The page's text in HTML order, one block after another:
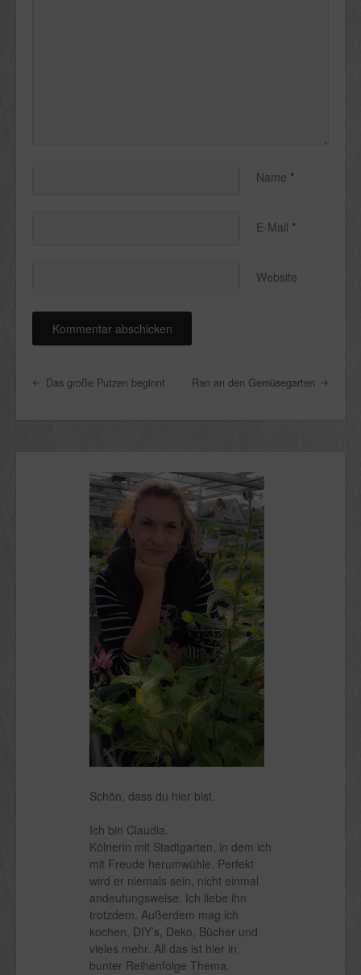
Name *
E-Mail *
Website
Post navigation
Das große Putzen beginnt Ran an den Gemüsegarten
Schön, dass du hier bist.
Ich bin Claudia.
Kölnerin mit Stadtgarten, in dem ich
mit Freude herumwühle. Perfekt
wird er niemals sein, nicht einmal
andeutungsweise. Ich liebe ihn
trotzdem. Außerdem mag ich
kochen, DIY’s, Deko, Bücher und
vieles mehr. All das ist hier in
bunter Reihenfolge Thema.